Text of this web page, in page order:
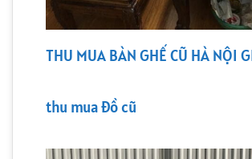
THU MUA BÀN GHẾ CŨ HÀ NỘI
thu mua đồ cũ